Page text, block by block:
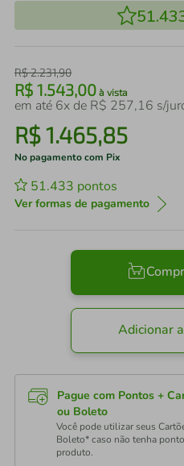
R$2.231,90
R$ 1.543,00 à vista
em até 6x de R$ 257,16 s/
R$1.465,85
No pagamento com Pix
51.433 pontos
Ver formas de pagamento
Adicionar
Pague com Pontos +
ou Boleto
Você pode utilizar seus
Boleto* caso não tenha
produto.